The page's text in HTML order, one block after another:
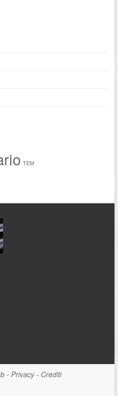
TEM
- Privacy- Crediti